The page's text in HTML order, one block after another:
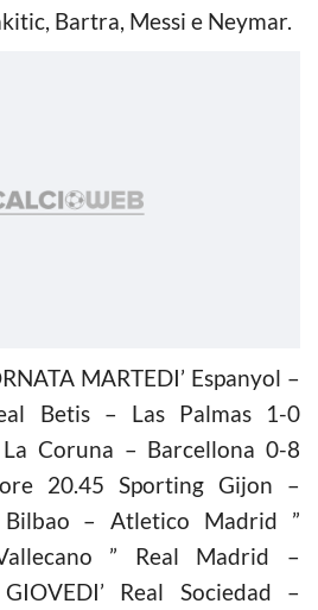
Bartra, Messi e Neymar.
MARTEDI’ Espanyol –
Betis – Las Palmas 1-0
La Coruna – Barcellona 0-8
20.45 Sporting Gijon –
– Atletico Madrid ”
” Real Madrid –
Real Sociedad –